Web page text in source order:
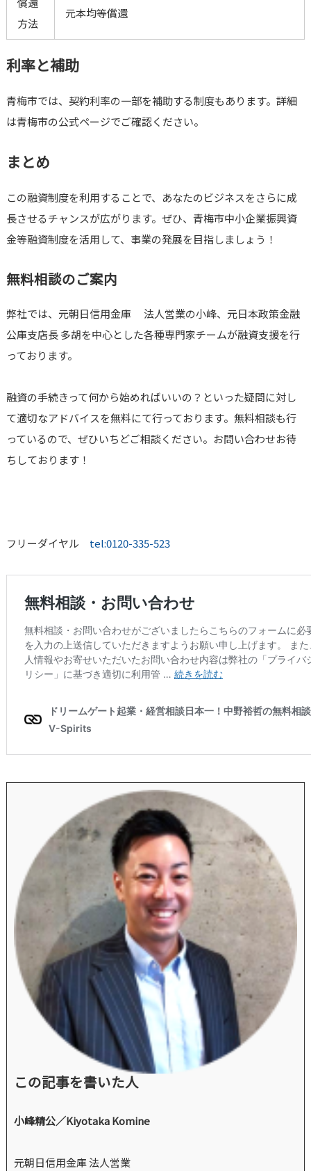
方法
元本均等償還
利率と補助
青梅市では、契約利率の一部を補助する制度もあります。詳細
は青梅市の公式ページでご確認ください。
まとめ
この融資制度を利用することで、あなたのビジネスをさらに成
長させるチャンスが広がります。ぜひ、青梅市中小企業振興資
金等融資制度を活用して、事業の発展を目指しましょう！
無料相談のご案内
弊社では、元朝日信用金庫 法人営業の小峰、元日本政策金融
公庫支店長 多胡を中心とした各種専門家チームが融資支援を行
っております。
融資の手続きって何から始めればいいの？といった疑問に対し
て適切なアドバイスを無料にて行っております。無料相談も行
っているので、ぜひいちどご相談ください。お問い合わせお待
ちしております！
フリーダイヤル tel:0120-335-523
この記事を書いた人
小峰精公／Kiyotaka Komine
元朝日信用金庫 法人営業